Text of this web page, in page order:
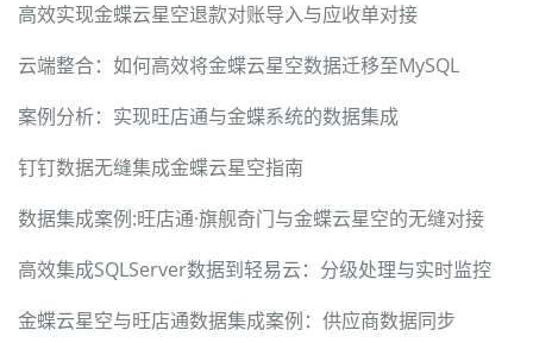
高效实现金蝶云星空退款对账导入与应收单对接
云端整合：如何高效将金蝶云星空数据迁移至MySQL
案例分析：实现旺店通与金蝶系统的数据集成
钉钉数据无缝集成金蝶云星空指南
数据集成案例:旺店通·旗舰奇门与金蝶云星空的无缝对接
高效集成SQLServer数据到轻易云：分级处理与实时监控
金蝶云星空与旺店通数据集成案例：供应商数据同步